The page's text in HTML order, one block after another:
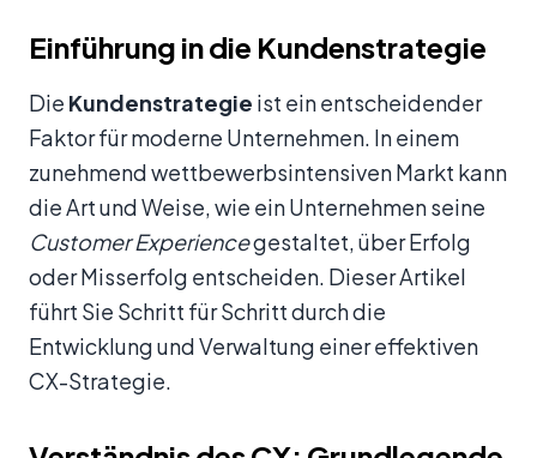
Einführung in die Kundenstrategie
Die Kundenstrategie ist ein entscheidender
Faktor für moderne Unternehmen. In einem
zunehmend wettbewerbsintensiven Markt kann
die Art und Weise, wie ein Unternehmen seine
Customer Experiencegestaltet, über Erfolg
oder Misserfolg entscheiden. Dieser Artikel
führt Sie Schritt für Schritt durch die
Entwicklung und Verwaltung einer effektiven
CX-Strategie.